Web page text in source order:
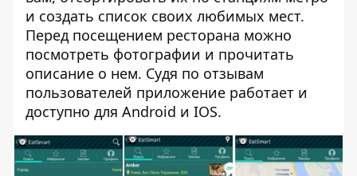
и создать список своих любимых мест.
Перед посещением ресторана можно
посмотреть фотографии и прочитать
описание о нем. Судя по отзывам
пользователей приложение работает и
доступно для Android и IOS.